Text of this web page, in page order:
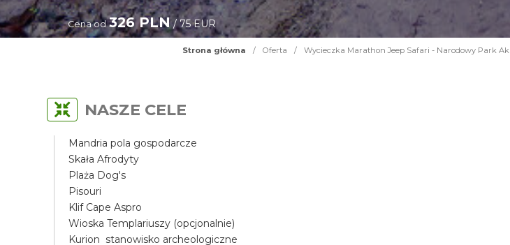
Cena od 326 PLN/ 75 EUR
Strona główna / Oferta / Wycieczka Marathon Jeep Safari - Narodowy Park
NASZE CELE
Mandria pola gospodarcze
Skała Afrodyty
Plaża Dog's
Pisouri
Klif Cape Aspro
Wioska Templariuszy (opcjonalnie)
Kurion stanowisko archeologiczne